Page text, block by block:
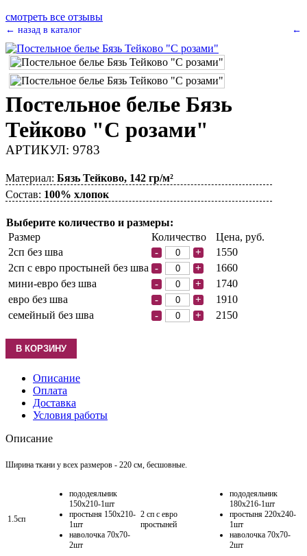
смотреть все отзывы
←
← назад в каталог
Постельное белье Бязь
Тейково "С розами"
АРТИКУЛ: 9783
Материал: Бязь Тейково, 142 гр/м²
Состав: 100% хлопок
Выберите количество и размеры:
Размер
Количество
Цена, руб.
2сп без шва
- +
1550
2сп с евро простыней без шва
- +
1660
мини-евро без шва
- +
1740
евро без шва
- +
1910
семейный без шва
- + 2150
Описание
Оплата
Доставка
Условия работы
Описание
Ширина ткани у всех размеров - 220 см, бесшовные.
1.5сп
пододеяльник
150х210-1шт
простыня 150х210-
1шт
наволочка 70х70-
2шт
2 сп с евро
простыней
пододеяльник
180х216-1шт
простыня 220х240-
1шт
наволочка 70х70-
2шт